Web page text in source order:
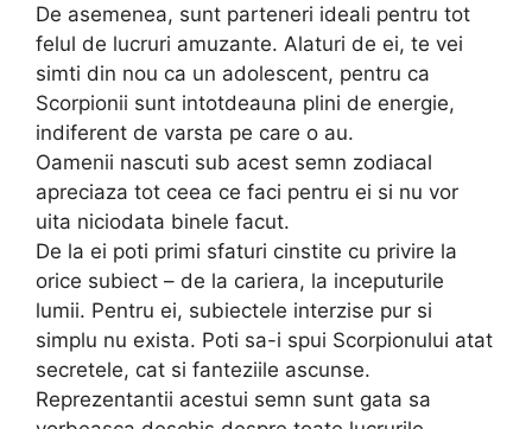
De asemenea, sunt parteneri ideali pentru tot
felul de lucruri amuzante. Alaturi de ei, te vei
simti din nou ca un adolescent, pentru ca
Scorpionii sunt intotdeauna plini de energie,
indiferent de varsta pe care o au.
Oamenii nascuti sub acest semn zodiacal
apreciaza tot ceea ce faci pentru ei si nu vor
uita niciodata binele facut.
De la ei poti primi sfaturi cinstite cu privire la
orice subiect – de la cariera, la inceputurile
lumii. Pentru ei, subiectele interzise pur si
simplu nu exista. Poti sa-i spui Scorpionului atat
secretele, cat si fanteziile ascunse.
Reprezentantii acestui semn sunt gata sa